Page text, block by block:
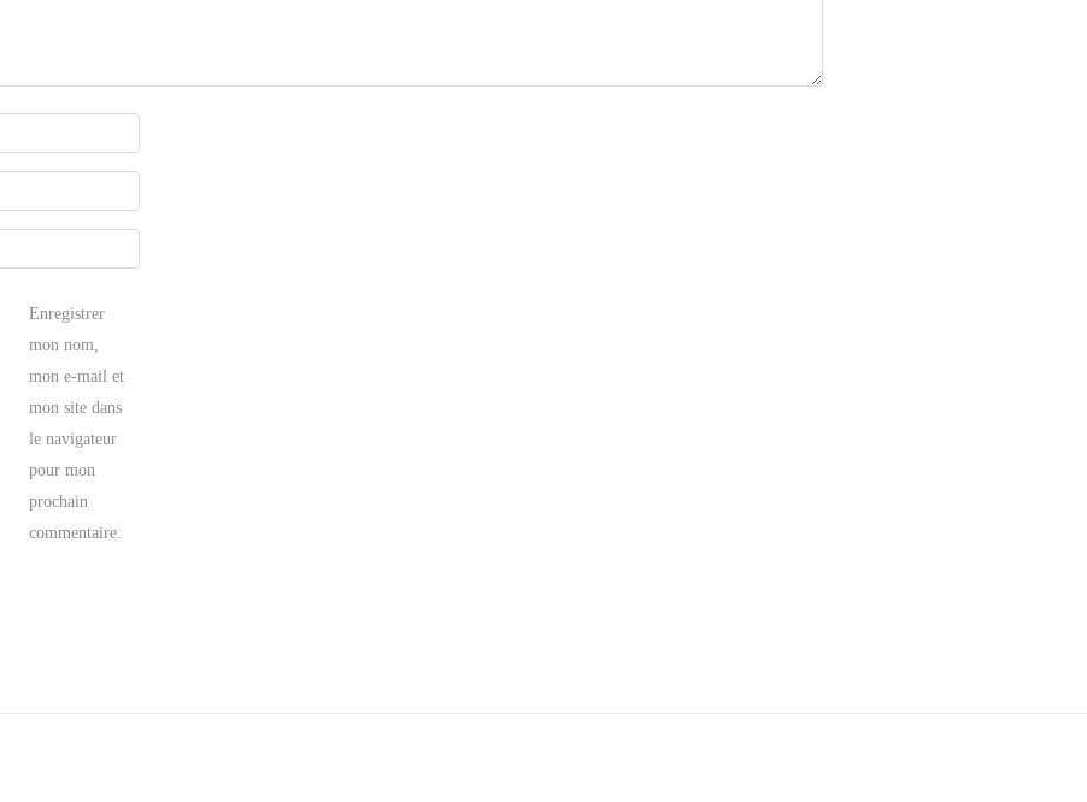
Enregistrer
mon nom,
mon e-mail et
mon site dans
le navigateur
pour mon
prochain
commentaire.